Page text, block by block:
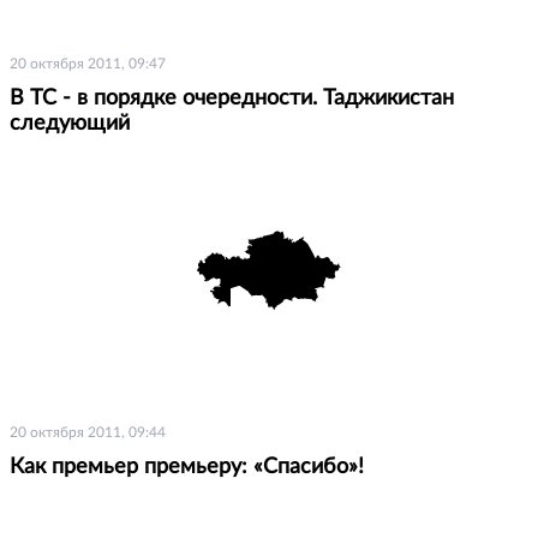
20 октября 2011, 09:47
В ТС - в порядке очередности. Таджикистан
следующий
20 октября 2011, 09:44
Как премьер премьеру: «Спасибо»!